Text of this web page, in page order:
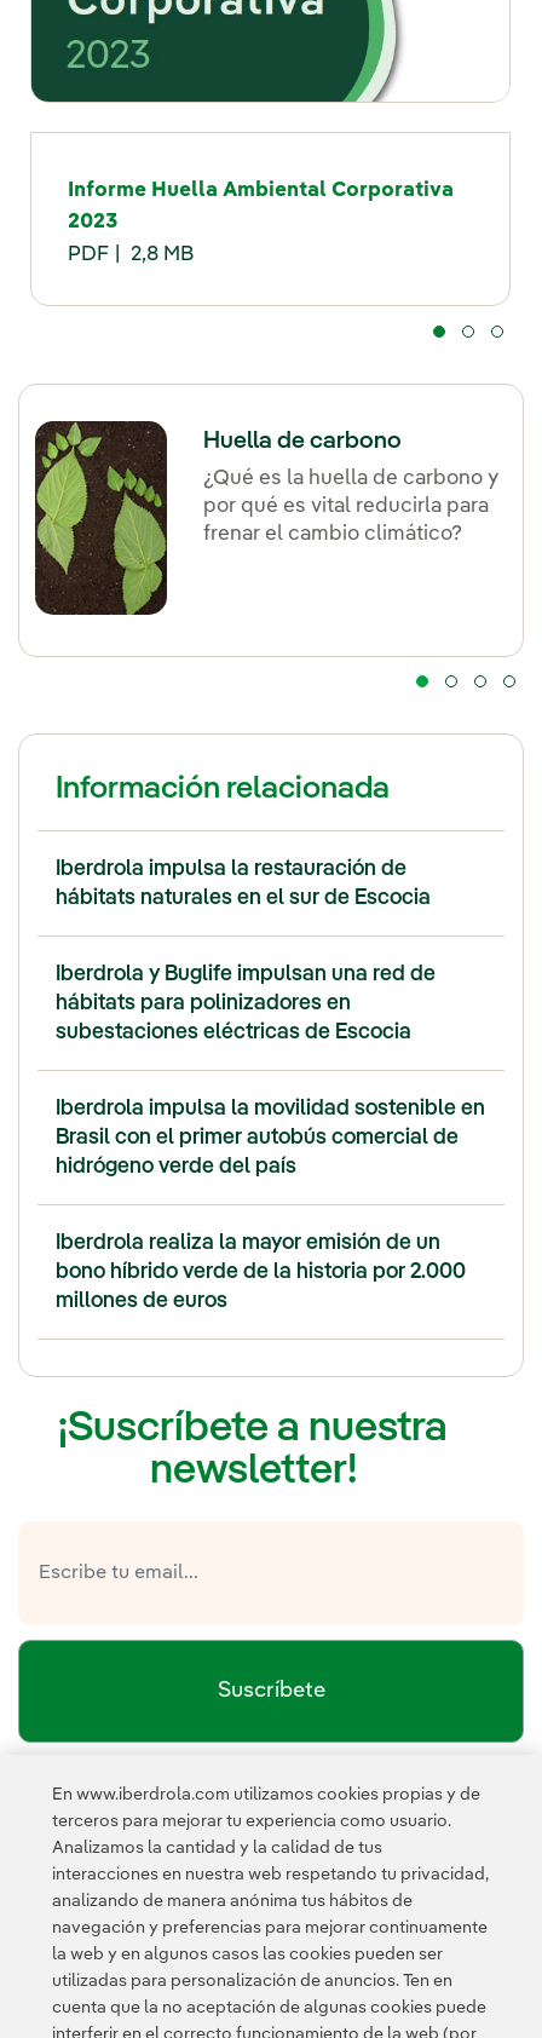
Informe Huella Ambiental Corporativa
2023
PDF
2,8 MB
Huella de carbono
¿Qué es la huella de carbono y
por qué es vital reducirla para
frenar el cambio climático?
Información relacionada
Iberdrola impulsa la restauración de
hábitats naturales en el sur de Escocia
Iberdrola y Buglife impulsan una red de
hábitats para polinizadores en
subestaciones eléctricas de Escocia
Iberdrola impulsa la movilidad sostenible en
Brasil con el primer autobús comercial de
hidrógeno verde del país
Iberdrola realiza la mayor emisión de un
bono híbrido verde de la historia por 2.000
millones de euros
¡Suscríbete a nuestra
newsletter!
Suscríbete
He leído y acepto lapolítica de privacidad de la
Newsletter
Enlace externo, se abre en ventana nueva.
Esta página está protegida por reCAPTCHA y se aplican la
Política de privacidady los Términos de serviciode
En www.iberdrola.com utilizamos cookies propias y de
terceros para mejorar tu experiencia como usuario.
Analizamos la cantidad y la calidad de tus
interacciones en nuestra web respetando tu privacidad,
analizando de manera anónima tus hábitos de
navegación y preferencias para mejorar continuamente
la web y en algunos casos las cookies pueden ser
utilizadas para personalización de anuncios. Ten en
cuenta que la no aceptación de algunas cookies puede
interferir en el correcto funcionamiento de la web (por